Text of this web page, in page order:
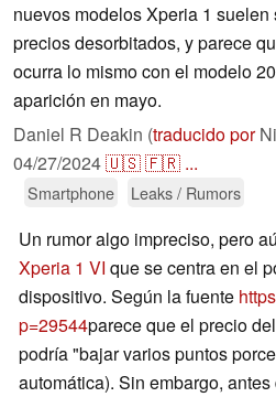
nuevos modelos Xperia 1
precios desorbitados, y parece
ocurra lo mismo con el modelo
aparición en mayo.
Daniel R Deakin (traducido por
04/27/2024🇺🇸🇫🇷 ...
Smartphone Leaks / Rumors
Un rumor algo impreciso, pero
Xperia 1 VI que se centra en el
dispositivo. Según la fuente
p=29544parece que el precio
podría "bajar varios puntos
automática). Sin embargo,